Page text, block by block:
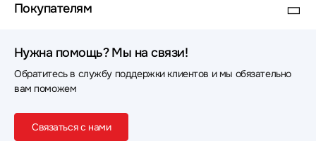
Покупателям
Нужна помощь? Мы на связи!
Обратитесь в службу поддержки клиентов и мы обязательно
вам поможем
Связаться с нами